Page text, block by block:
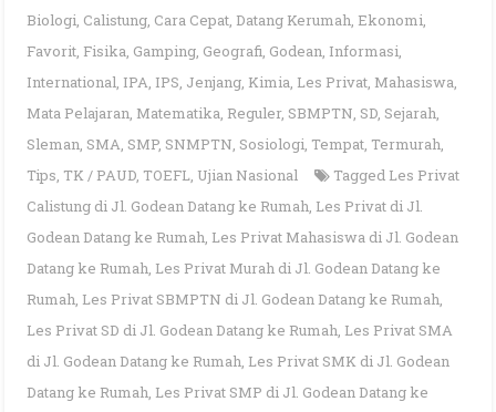
Biologi, Calistung, Cara Cepat, Datang Kerumah, Ekonomi,
Favorit, Fisika, Gamping, Geografi, Godean, Informasi,
International, IPA, IPS, Jenjang, Kimia, Les Privat, Mahasiswa,
Mata Pelajaran, Matematika, Reguler, SBMPTN, SD, Sejarah,
Sleman, SMA, SMP, SNMPTN, Sosiologi, Tempat, Termurah,
Tips, TK / PAUD, TOEFL, Ujian Nasional Tagged Les Privat
Calistung di Jl. Godean Datang ke Rumah, Les Privat di Jl.
Godean Datang ke Rumah, Les Privat Mahasiswa di Jl. Godean
Datang ke Rumah, Les Privat Murah di Jl. Godean Datang ke
Rumah, Les Privat SBMPTN di Jl. Godean Datang ke Rumah,
Les Privat SD di Jl. Godean Datang ke Rumah, Les Privat SMA
di Jl. Godean Datang ke Rumah, Les Privat SMK di Jl. Godean
Datang ke Rumah, Les Privat SMP di Jl. Godean Datang ke